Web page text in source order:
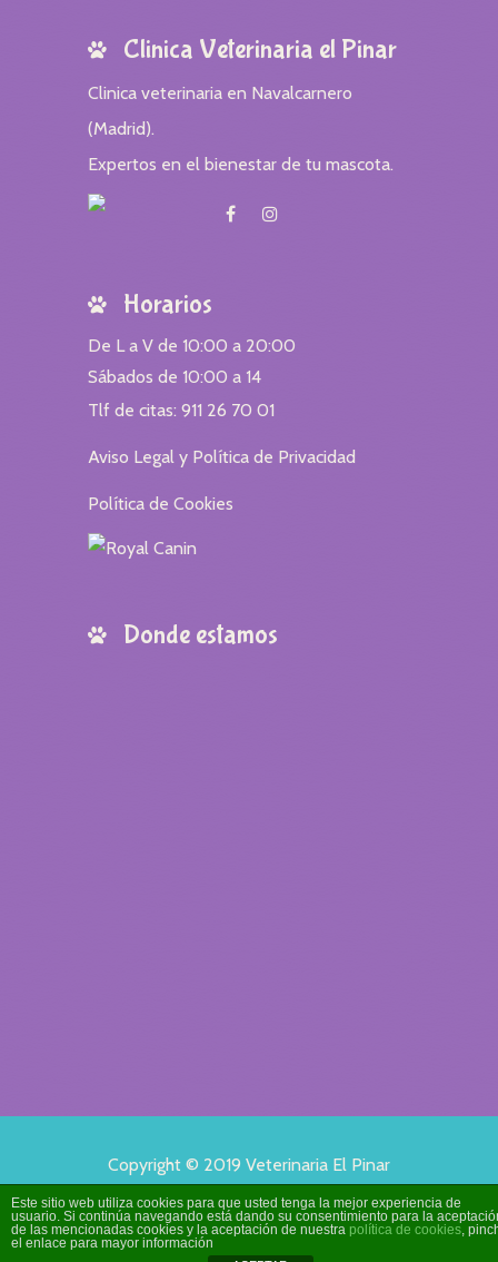
Clinica Veterinaria el Pinar
Clinica veterinaria en Navalcarnero
(Madrid).
Expertos en el bienestar de tu mascota.
Horarios
De L a V de 10:00 a 20:00
Sábados de 10:00 a 14
Tlf de citas: 911 26 70 01
Aviso Legal y Política de Privacidad
Política de Cookies
Donde estamos
Copyright © 2019 Veterinaria El Pinar
Todos los derechos reservados
Este sitio web utiliza cookies para que usted tenga la mejor experiencia de
usuario. Si continúa navegando está dando su consentimiento para la
de las mencionadas cookies y la aceptación de nuestra política de cookies,
el enlace para mayor información